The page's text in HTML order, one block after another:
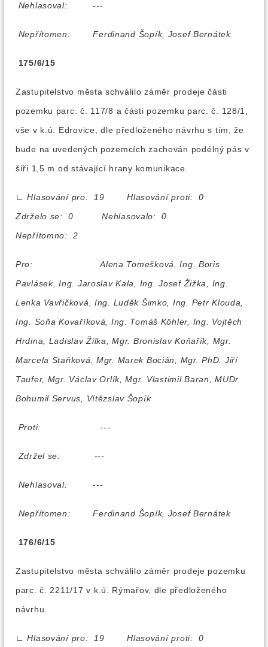
Nehlasoval: ---
Nepřítomen: Ferdinand Šopík, Josef Bernátek
175/6/15
Zastupitelstvo města schválilo záměr prodeje části
pozemku parc. č. 117/8 a části pozemku parc. č. 128/1,
vše v k.ú. Edrovice, dle předloženého návrhu s tím, že
bude na uvedených pozemcích zachován podélný pás v
šíři 1,5 m od stávající hrany komunikace.
∟
Hlasování pro: 19 Hlasování proti: 0
Zdrželo se: 0 Nehlasovalo: 0
Nepřítomno: 2
Pro:
Alena Tomešková, Ing. Boris
Pavlásek, Ing. Jaroslav Kala, Ing. Josef Žižka, Ing.
Lenka Vavřičková, Ing. Luděk Šimko, Ing. Petr Klouda,
Ing. Soňa Kovaříková, Ing. Tomáš Köhler, Ing. Vojtěch
Hrdina, Ladislav Žilka, Mgr. Bronislav Koňařík, Mgr.
Marcela Staňková, Mgr. Marek Bocián, Mgr. PhD. Jiří
Taufer, Mgr. Václav Orlík, Mgr. Vlastimil Baran, MUDr.
Bohumil Servus, Vítězslav Šopík
Proti: ---
Zdržel se: ---
Nehlasoval: ---
Nepřítomen: Ferdinand Šopík, Josef Bernátek
176/6/15
Zastupitelstvo města schválilo záměr prodeje pozemku
parc. č. 2211/17 v k.ú. Rýmařov, dle předloženého
návrhu.
∟
Hlasování pro: 19 Hlasování proti: 0